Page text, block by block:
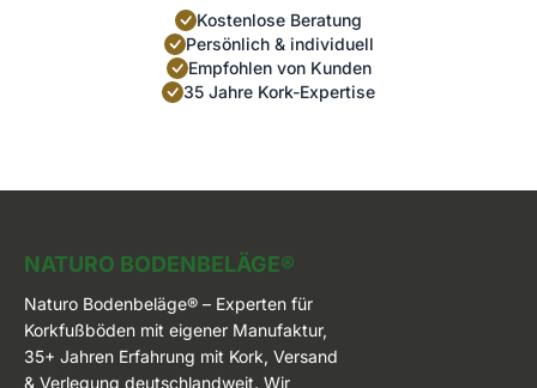
Kostenlose Beratung
Persönlich & individuell
Empfohlen von Kunden
35 Jahre Kork-Expertise
Naturo Bodenbeläge
NATURO BODENBELÄGE®
Naturo Bodenbeläge® – Experten für
Korkfußböden mit eigener Manufaktur,
35+ Jahren Erfahrung mit Kork, Versand
& Verlegung deutschlandweit. Wir